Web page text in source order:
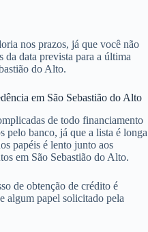
nos prazos, já que você não
da data prevista para a última
do Alto.
em São Sebastião do Alto
de todo financiamento
pelo banco, já que a lista é longa
papéis é lento junto aos
em São Sebastião do Alto.
de obtenção de crédito é
algum papel solicitado pela